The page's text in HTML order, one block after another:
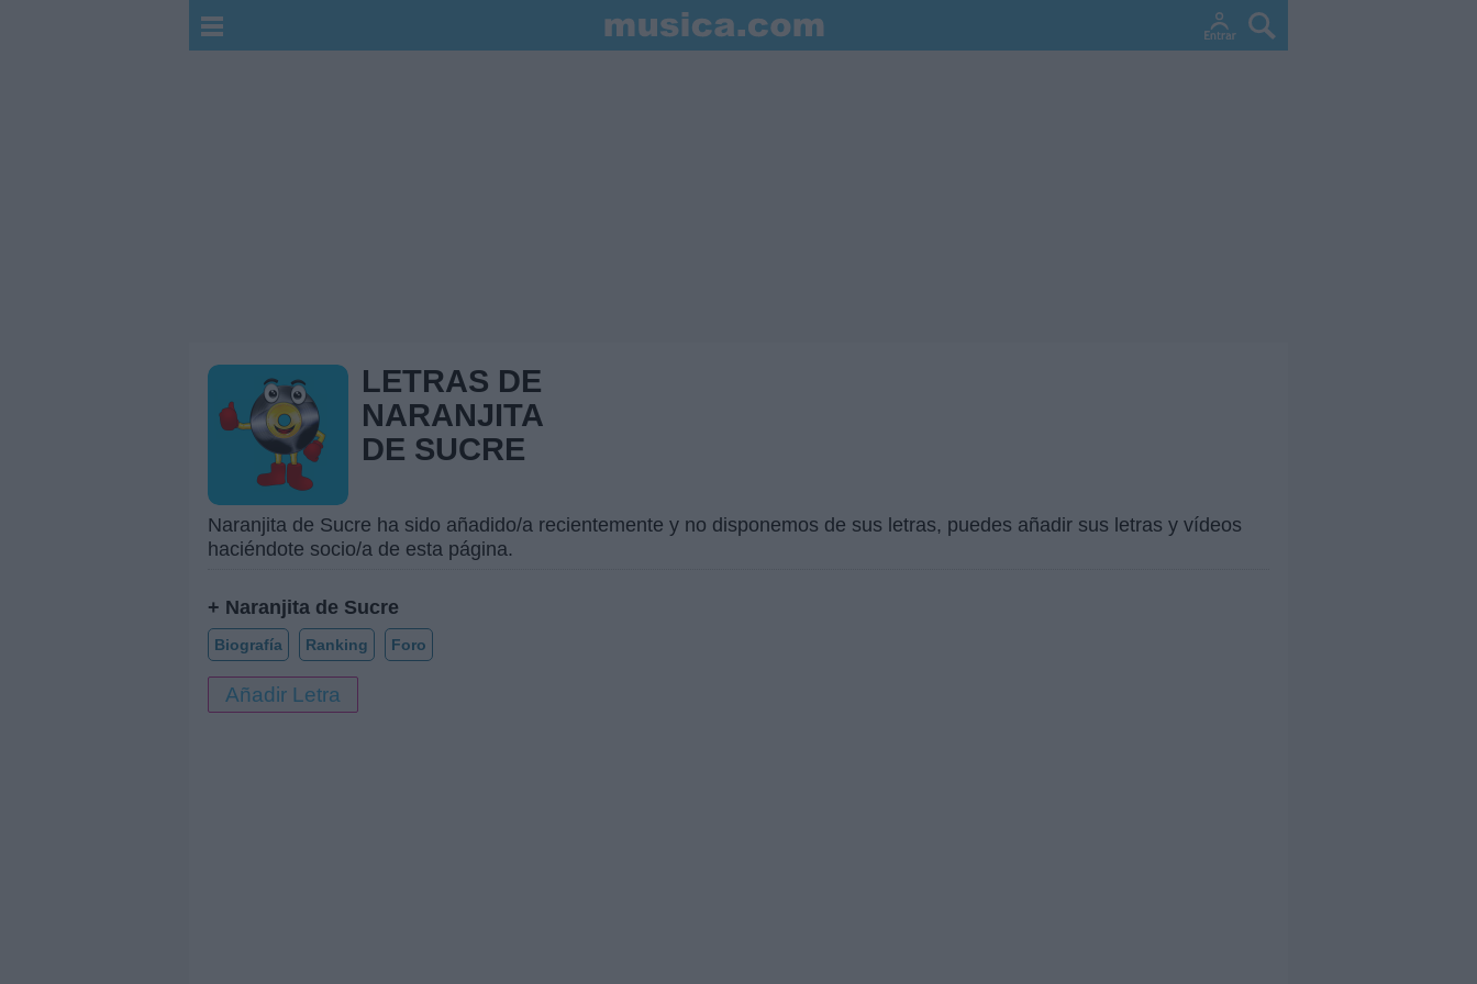
LETRAS DE
NARANJITA
DE SUCRE
Naranjita de Sucre ha sido añadido/a recientemente y no disponemos de sus letras, puedes añadir sus letras y vídeos
haciéndote socio/a de esta página.
+ Naranjita de Sucre
Biografía Ranking Foro
Añadir Letra